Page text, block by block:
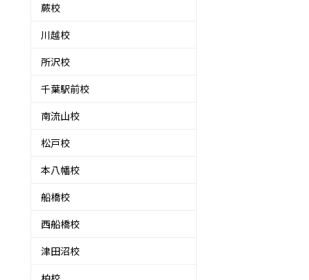
蕨校
川越校
所沢校
千葉駅前校
南流山校
松戸校
本八幡校
船橋校
西船橋校
津田沼校